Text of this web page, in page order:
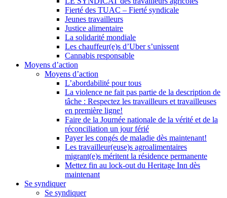
Fierté des TUAC – Fierté syndicale
Jeunes travailleurs
Justice alimentaire
La solidarité mondiale
Les chauffeur(e)s d’Uber s’unissent
Cannabis responsable
Moyens d’action
Moyens d’action
L’abordabilité pour tous
La violence ne fait pas partie de la description de
tâche : Respectez les travailleurs et travailleuses
en première ligne!
Faire de la Journée nationale de la vérité et de la
réconciliation un jour férié
Payer les congés de maladie dès maintenant!
Les travailleur(euse)s agroalimentaires
migrant(e)s méritent la résidence permanente
Mettez fin au lock-out du Heritage Inn dès
maintenant
Se syndiquer
Se syndiquer